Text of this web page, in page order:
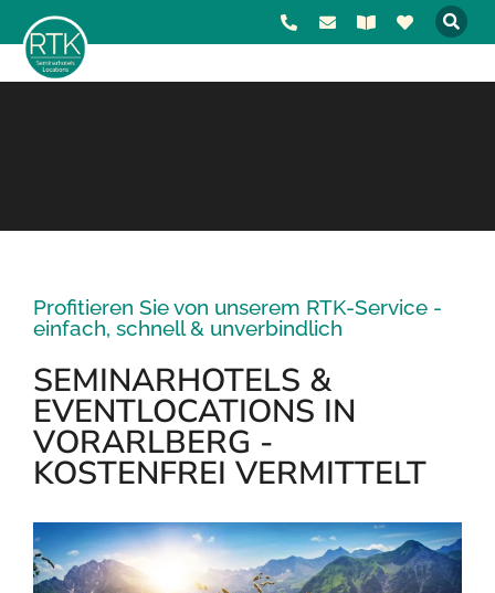
Profitieren Sie von unserem RTK-Service -
einfach, schnell & unverbindlich
SEMINARHOTELS &
EVENTLOCATIONS IN
VORARLBERG -
KOSTENFREI VERMITTELT